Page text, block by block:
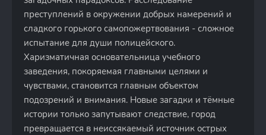
преступлений в окружении добрых намерений и
сладкого горького самопожертвования - сложное
испытание для души полицейского.
Харизматичная основательница учебного
заведения, покоряемая главными целями и
чувствами, становится главным объектом
подозрений и внимания. Новые загадки и тёмные
истории только запутывают следствие, город
превращается в неиссякаемый источник острых